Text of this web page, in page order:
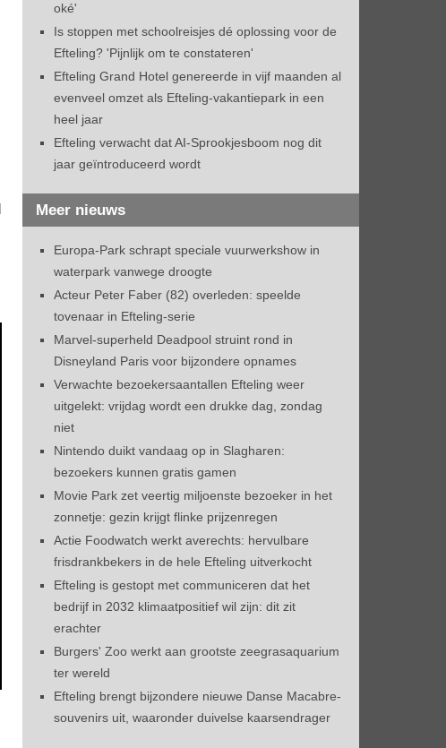
oké'
Is stoppen met schoolreisjes dé oplossing voor de
Efteling? 'Pijnlijk om te constateren'
Efteling Grand Hotel genereerde in vijf maanden al
evenveel omzet als Efteling-vakantiepark in een
heel jaar
Efteling verwacht dat AI-Sprookjesboom nog dit
jaar geïntroduceerd wordt
Meer nieuws
Europa-Park schrapt speciale vuurwerkshow in
waterpark vanwege droogte
Acteur Peter Faber (82) overleden: speelde
tovenaar in Efteling-serie
Marvel-superheld Deadpool struint rond in
Disneyland Paris voor bijzondere opnames
Verwachte bezoekersaantallen Efteling weer
uitgelekt: vrijdag wordt een drukke dag, zondag
niet
Nintendo duikt vandaag op in Slagharen:
bezoekers kunnen gratis gamen
Movie Park zet veertig miljoenste bezoeker in het
zonnetje: gezin krijgt flinke prijzenregen
Actie Foodwatch werkt averechts: hervulbare
frisdrankbekers in de hele Efteling uitverkocht
Efteling is gestopt met communiceren dat het
bedrijf in 2032 klimaatpositief wil zijn: dit zit
erachter
Burgers' Zoo werkt aan grootste zeegrasaquarium
ter wereld
Efteling brengt bijzondere nieuwe Danse Macabre-
souvenirs uit, waaronder duivelse kaarsendrager